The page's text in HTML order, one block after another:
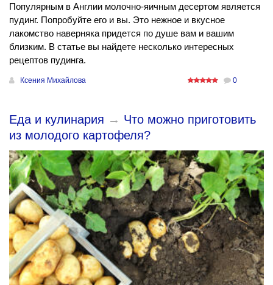
Популярным в Англии молочно-яичным десертом является
пудинг. Попробуйте его и вы. Это нежное и вкусное
лакомство наверняка придется по душе вам и вашим
близким. В статье вы найдете несколько интересных
рецептов пудинга.
Ксения Михайлова 0
Еда и кулинария → Что можно приготовить
из молодого картофеля?